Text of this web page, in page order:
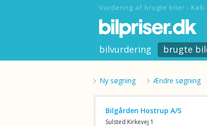
Vurdering af brugte biler - Køb
bilvurdering brugte
Ny søgning Ændre søgning
Bilgården Hostrup A/S
Sulsted Kirkevej 1